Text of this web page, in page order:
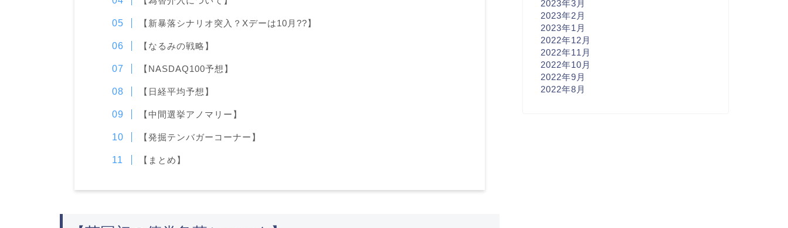
【新暴落シナリオ突入？Xデーは10月??】
【なるみの戦略】
【NASDAQ100予想】
【日経平均予想】
【中間選挙アノマリー】
【発掘テンバガーコーナー】
【まとめ】
2023年3月
2023年2月
2023年1月
2022年12月
2022年11月
2022年10月
2022年9月
2022年8月